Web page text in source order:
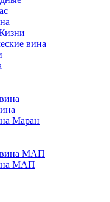
вина
Маран
вина МАП
МАП